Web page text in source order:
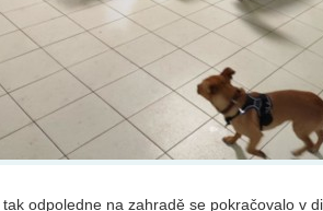
odpoledne na zahradě se pokračovalo v